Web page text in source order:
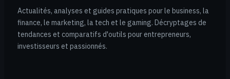
Actualités, analyses et guides pratiques pour le business, la
finance, le marketing, la tech et le gaming. Décryptages de
tendances et comparatifs d'outils pour entrepreneurs,
investisseurs et passionnés.